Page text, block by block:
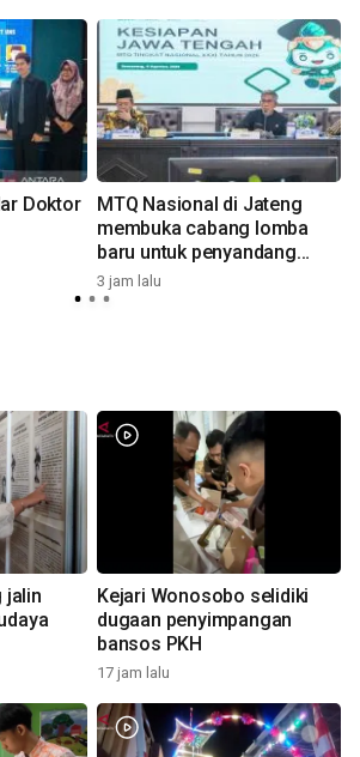
Doktor
MTQ Nasional di Jateng
membuka cabang lomba
baru untuk penyandang
disabilitas
3 jam lalu
jalin
Kejari Wonosobo selidiki
dugaan penyimpangan
bansos PKH
17 jam lalu